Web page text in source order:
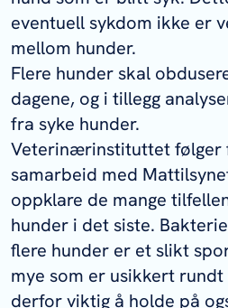
eventuell sykdom ikke er
mellom hunder.
Flere hunder skal
dagene, og i tillegg
fra syke hunder.
Veterinærinstituttet følger
samarbeid med
oppklare de mange
hunder i det siste.
flere hunder er et slikt
mye som er usikkert
derfor viktig å holde på